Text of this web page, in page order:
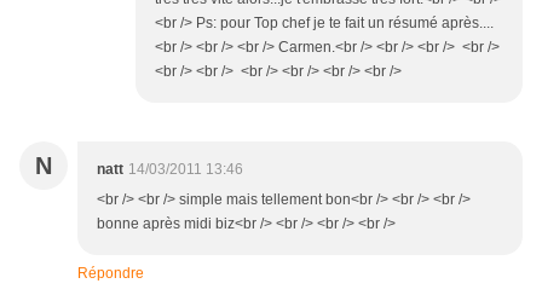
<br /> Ps: pour Top chef je te fait un résumé après....
<br /> <br /> <br /> Carmen.<br /> <br /> <br /> <br />
<br /> <br /> <br /> <br /> <br /> <br />
N natt 14/03/2011 13:46
<br /> <br /> simple mais tellement bon<br /> <br /> <br />
bonne après midi biz<br /> <br /> <br /> <br />
Répondre